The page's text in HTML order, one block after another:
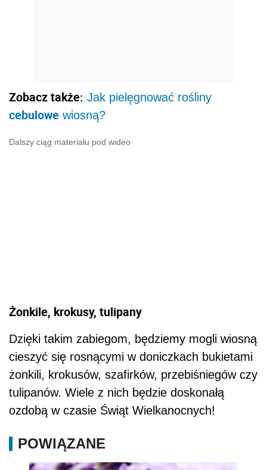
Zobacz także: Jak pielęgnować rośliny
cebulowe wiosną?
Dalszy ciąg materiału pod wideo
Żonkile, krokusy, tulipany
Dzięki takim zabiegom, będziemy mogli wiosną
cieszyć się rosnącymi w doniczkach bukietami
żonkili, krokusów, szafirków, przebiśniegów czy
tulipanów. Wiele z nich będzie doskonałą
ozdobą w czasie Świąt Wielkanocnych!
POWIĄZANE